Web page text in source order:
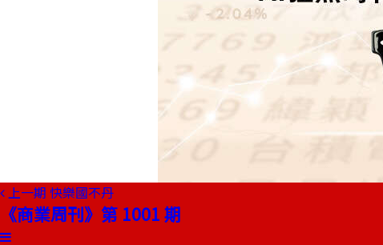
上一期 快樂國不丹
《商業周刊》第 1001 期